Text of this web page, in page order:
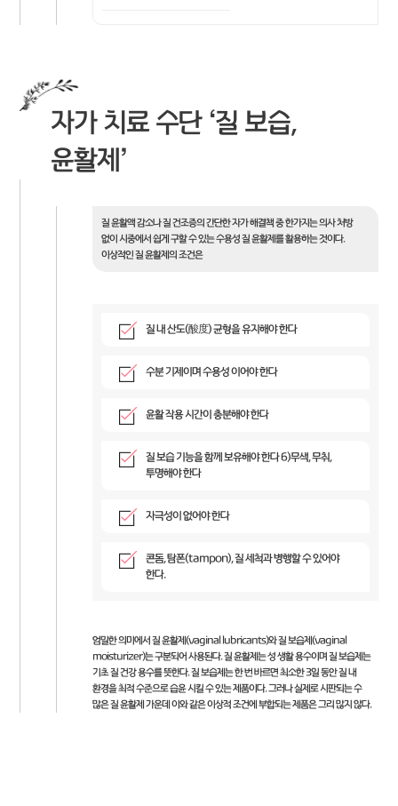
자가 치료 수단 ‘질 보습,
윤활제’
질 윤활액 감소나 질 건조증의 간단한 자가 해결책 중 한가지는 의사 처방
없이 시중에서 쉽게 구할 수 있는 수용성 질 윤활제를 활용하는 것이다.
이상적인 질 윤활제의 조건은
질 내 산도(酸度) 균형을 유지해야 한다
수분 기제이며 수용성 이어야 한다
윤활 작용 시간이 충분해야 한다
질 보습 기능을 함께 보유해야 한다 6)무색, 무취,
투명해야 한다
자극성이 없어야 한다
콘돔, 탐폰(tampon), 질 세척과 병행할 수 있어야
한다.
엄밀한 의미에서 질 윤활제(vaginal lubricants)와 질 보습제(vaginal
moisturizer)는 구분되어 사용된다. 질 윤활제는 성 생활 용수이며 질 보습제는
기초 질 건강 용수를 뜻한다. 질 보습제는 한 번 바르면 최소한 3일 동안 질 내
환경을 최적 수준으로 습윤 시킬 수 있는 제품이다. 그러나 실제로 시판되는 수
많은 질 윤활제 가운데 이와 같은 이상적 조건에 부합되는 제품은 그리 많지 않다.